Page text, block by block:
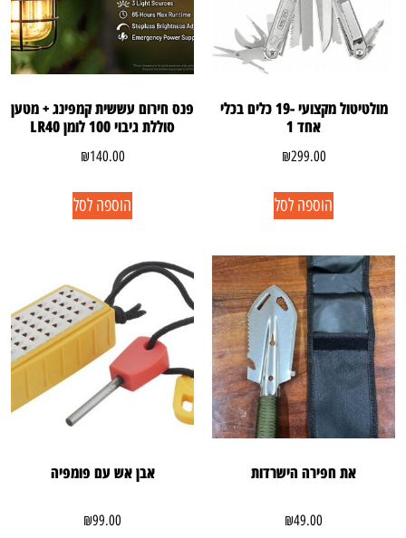
מולטיטול מקצועי -19 כלים בכלי
אחד 1
₪299.00
הוספה לסל
פנס חירום עששית קמפינג + מטען
סוללת גיבוי 100 לומן LR40
₪140.00
הוספה לסל
את חפירה הישרדות
₪49.00
אבן אש עם פומפיה
₪99.00